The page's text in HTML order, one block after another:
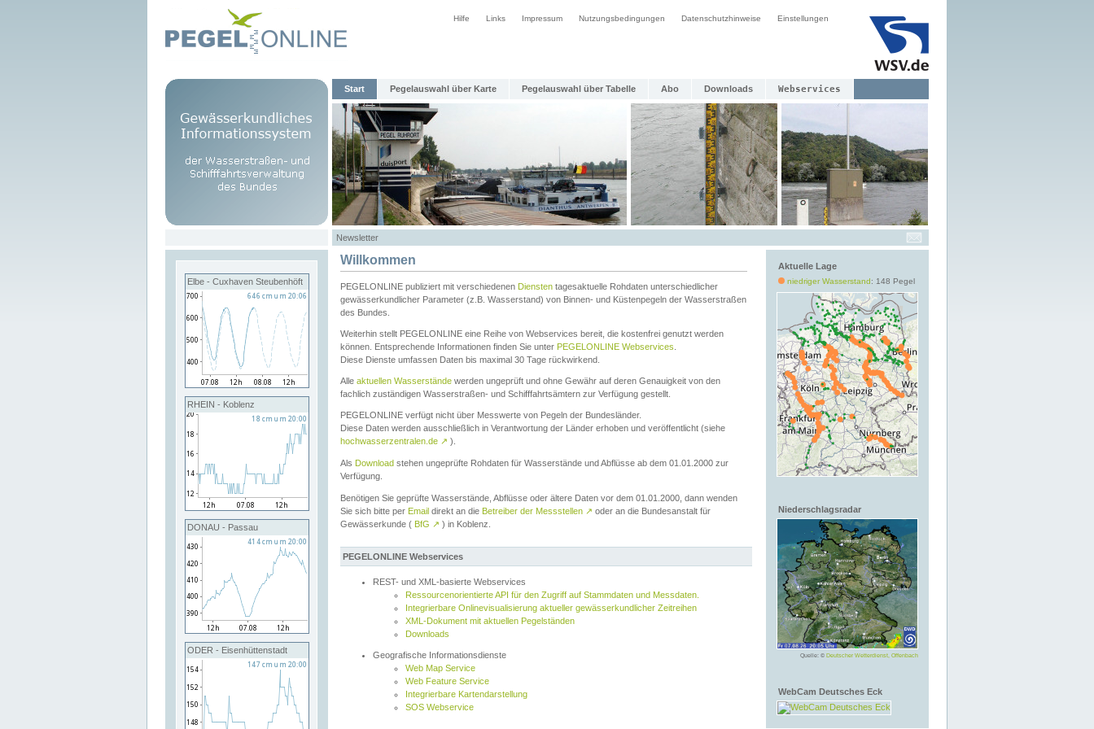
Hilfe Links Impressum Nutzungsbedingungen Datenschutzhinweise Einstellungen
Start Pegelauswahl über Karte Pegelauswahl über Tabelle Abo Downloads Webservices
Newsletter
Elbe - Cuxhaven Steubenhöft
RHEIN - Koblenz
DONAU - Passau
ODER - Eisenhüttenstadt
Aktuelle Lage
niedriger Wasserstand: 148 Pegel
Niederschlagsradar
Quelle: © Deutscher Wetterdienst, Offenbach
WebCam Deutsches Eck
Willkommen
PEGELONLINE publiziert mit verschiedenen Diensten tagesaktuelle Rohdaten unterschiedlicher
gewässerkundlicher Parameter (z.B. Wasserstand) von Binnen- und Küstenpegeln der Wasserstraßen
des Bundes.
Weiterhin stellt PEGELONLINE eine Reihe von Webservices bereit, die kostenfrei genutzt werden
können. Entsprechende Informationen finden Sie unter PEGELONLINE Webservices
Diese Dienste umfassen Daten bis maximal 30 Tage rückwirkend.
Alle aktuellen Wasserstände werden ungeprüft und ohne Gewähr auf deren Genauigkeit von den
fachlich zuständigen Wasserstraßen- und Schifffahrtsämtern zur Verfügung gestellt.
PEGELONLINE verfügt nicht über Messwerte von Pegeln der Bundesländer.
Diese Daten werden ausschließlich in Verantwortung der Länder erhoben und veröffentlicht (siehe
hochwasserzentralen.de ↗ ).
Als Download stehen ungeprüfte Rohdaten für Wasserstände und Abflüsse ab dem 01.01.2000 zur
Verfügung.
Benötigen Sie geprüfte Wasserstände, Abflüsse oder ältere Daten vor dem 01.01.2000, dann wenden
Sie sich bitte per Email direkt an die Betreiber der Messstellen ↗ oder an die Bundesanstalt für
Gewässerkunde ( BfG ↗ ) in Koblenz.
PEGELONLINE Webservices
REST- und XML-basierte Webservices
Ressourcenorientierte API für den Zugriff auf Stammdaten und Messdaten.
Integrierbare Onlinevisualisierung aktueller gewässerkundlicher Zeitreihen
XML-Dokument mit aktuellen Pegelständen
Downloads
Geografische Informationsdienste
Web Map Service
Web Feature Service
Integrierbare Kartendarstellung
SOS Webservice